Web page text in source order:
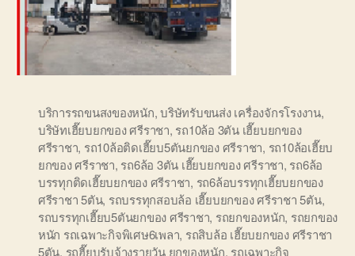
บริการรถขนสงของหนัก,บริษัทรับขนส่ง เครื่องจักรโรงงาน,
บริษัทเฮี๊ยบยกของ ศรีราชา, รถ10ล้อ 3ตัน เฮี๊ยบยกของ
ศรีราชา, รถ10ล้อติดเฮี๊ยบ5ตันยกของ ศรีราชา, รถ10ล้อเฮี๊ยบ
ยกของ ศรีราชา, รถ6ล้อ 3ตัน เฮี๊ยบยกของ ศรีราชา, รถ6ล้อ
บรรทุกติดเฮี๊ยบยกของ ศรีราชา, รถ6ล้อบรรทุกเฮี๊ยบยกของ
ศรีราชา 5ตัน, รถบรรทุกสอบล้อ เฮี๊ยบยกของ ศรีราชา 5ตัน,
รถบรรทุกเฮี๊ยบ5ตันยกของ ศรีราชา, รถยกของหนัก, รถยกของ
หนัก รถเฉพาะกิจพิเศษ6เพลา, รถสิบล้อ เฮี๊ยบยกของ ศรีราชา
5ตัน, รถฮี๊ยบรับจ้างรายวัน ยกของหนัก, รถเฉพาะกิจ